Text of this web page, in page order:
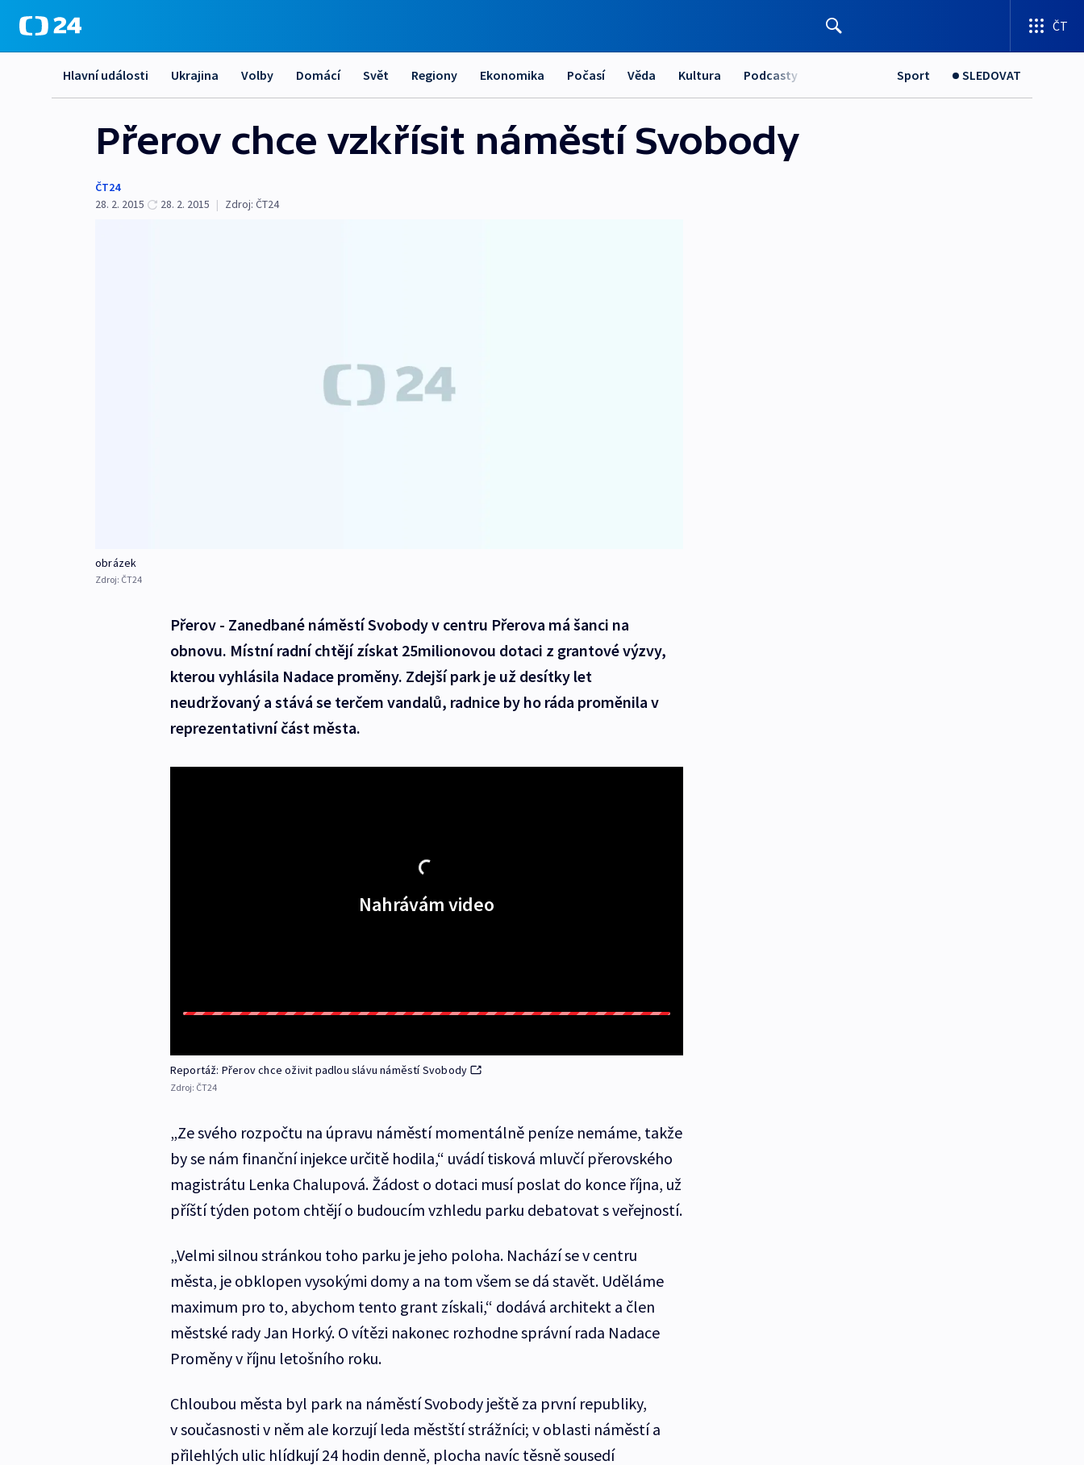
ČT
Hlavní události Ukrajina Volby Domácí Svět Regiony Ekonomika Počasí Věda Kultura Podcasty Sport SLEDOVAT
Přerov chce vzkřísit náměstí Svobody
ČT24
28. 2. 2015
28. 2. 2015 | Zdroj: ČT24
obrázek
Zdroj: ČT24
Přerov - Zanedbané náměstí Svobody v centru Přerova má šanci na
obnovu. Místní radní chtějí získat 25milionovou dotaci z grantové výzvy,
kterou vyhlásila Nadace proměny. Zdejší park je už desítky let
neudržovaný a stává se terčem vandalů, radnice by ho ráda proměnila v
reprezentativní část města.
Nahrávám video
Reportáž: Přerov chce oživit padlou slávu náměstí Svobody
Zdroj: ČT24
„Ze svého rozpočtu na úpravu náměstí momentálně peníze nemáme, takže
by se nám finanční injekce určitě hodila,“ uvádí tisková mluvčí přerovského
magistrátu Lenka Chalupová. Žádost o dotaci musí poslat do konce října, už
příští týden potom chtějí o budoucím vzhledu parku debatovat s veřejností.
„Velmi silnou stránkou toho parku je jeho poloha. Nachází se v centru
města, je obklopen vysokými domy a na tom všem se dá stavět. Uděláme
maximum pro to, abychom tento grant získali,“ dodává architekt a člen
městské rady Jan Horký. O vítězi nakonec rozhodne správní rada Nadace
Proměny v říjnu letošního roku.
Chloubou města byl park na náměstí Svobody ještě za první republiky,
v současnosti v něm ale korzují leda městští strážníci; v oblasti náměstí a
přilehlých ulic hlídkují 24 hodin denně, plocha navíc těsně sousedí